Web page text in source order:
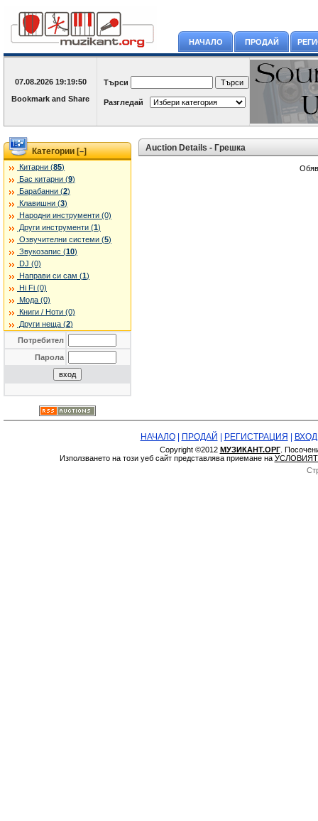
НАЧАЛО ПРОДАЙ
07.08.2026 19:19:50 Търси
Разгледай
Категории [–]
Китарни (85)
Бас китарни (9)
Барабанни (2)
Клавишни (3)
Народни инструменти (0)
Други инструменти (1)
Озвучителни системи (5)
Звукозапис (10)
DJ (0)
Направи си сам (1)
Hi Fi (0)
Мода (0)
Книги / Ноти (0)
Други неща (2)
Потребител
Парола
Auction Details - Грешка
НАЧАЛО| ПРОДАЙ РЕГИСТРАЦИЯ ВХОД
Copyright ©2012 МУЗИКАНТ.ОРГ.
Използването на този уеб сайт представлява приемане на